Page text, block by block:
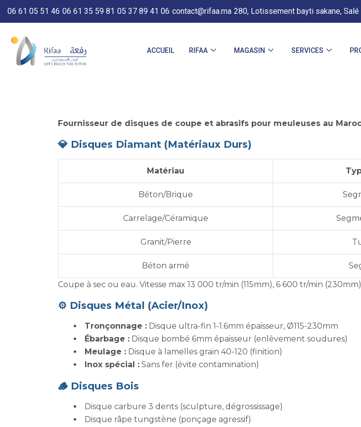
06 61 05 51 46 06 61 35 59 81 05 37 89 41 06 contact@rifaa.ma 280, Lotissement bayti sakane, Salé
ACCUEIL RIFAA MAGASIN SERVICES
Fournisseur de disques de coupe et abrasifs pour meuleuses au
💎 Disques Diamant (Matériaux Durs)
Matériau
Béton/Brique
Carrelage/Céramique
Granit/Pierre
Béton armé
Coupe à sec ou eau. Vitesse max 13 000 tr/min (115mm), 6 600 tr/min
⚙️ Disques Métal (Acier/Inox)
Tronçonnage : Disque ultra-fin 1-1.6mm épaisseur, Ø115-230mm
Ébarbage : Disque bombé 6mm épaisseur (enlèvement soudures)
Meulage : Disque à lamelles grain 40-120 (finition)
Inox spécial : Sans fer (évite contamination)
🪵 Disques Bois
Disque carbure 3 dents (sculpture, dégrossissage)
Disque râpe tungstène (ponçage agressif)